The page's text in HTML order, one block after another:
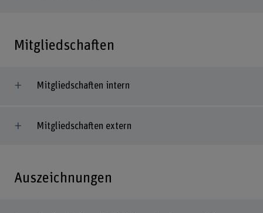
Mitgliedschaften
Mitgliedschaften intern
Mitgliedschaften extern
Auszeichnungen